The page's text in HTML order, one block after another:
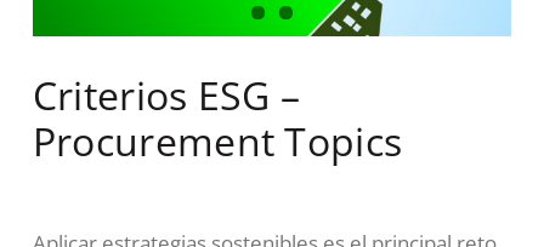
Criterios ESG –
Procurement Topics